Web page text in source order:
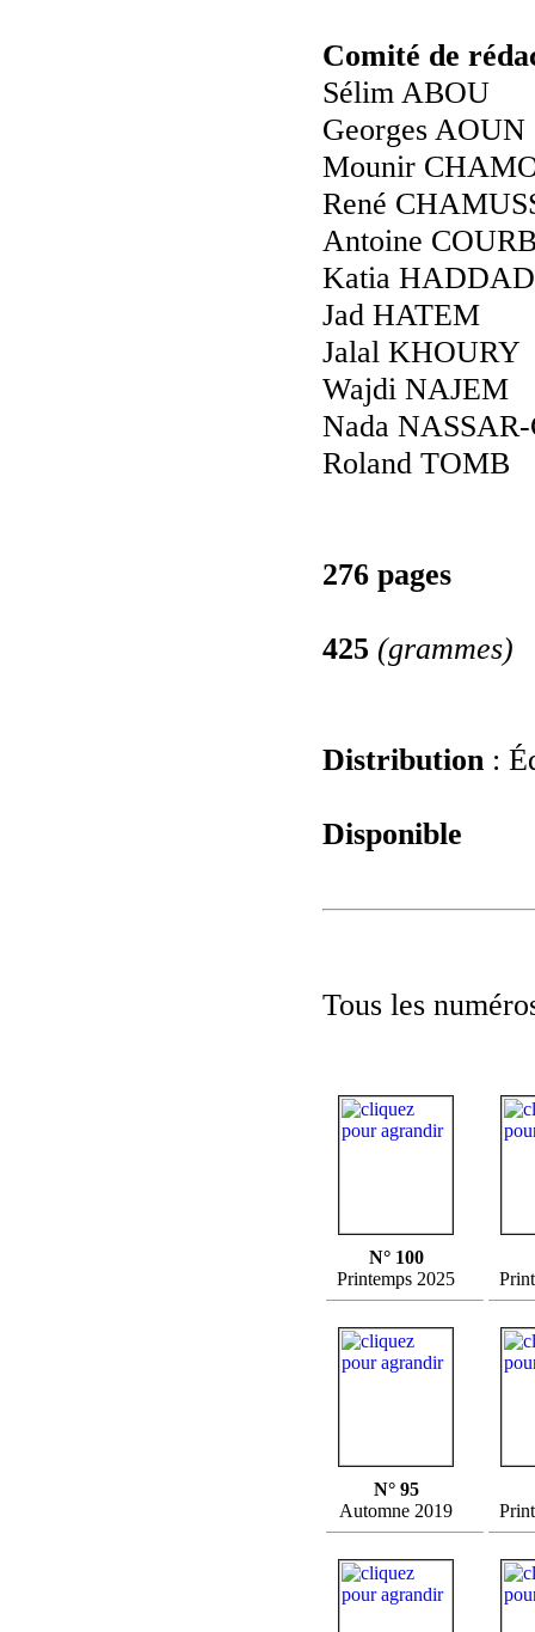
Comité de
Sélim ABOU
Georges AOUN
Mounir
René
Antoine
Katia HADDAD
Jad HATEM
Jalal KHOURY
Wajdi NAJEM
Nada
Roland TOMB
276 pages
425 (grammes)
Distribution :
Disponible
Tous les
N° 100
Printemps 2025
N° 95
Automne 2019